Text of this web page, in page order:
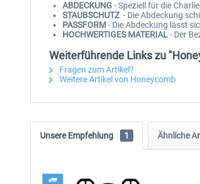
ABDECKUNG - Speziell für die
STAUBSCHUTZ - Die Abdeckung
PASSFORM- Die Abdeckung lässt
HOCHWERTIGES MATERIAL- Der
Weiterführende Links zu
Fragen zum Artikel?
Weitere Artikel von Honeycomb
Unsere Empfehlung 1 Ähnliche